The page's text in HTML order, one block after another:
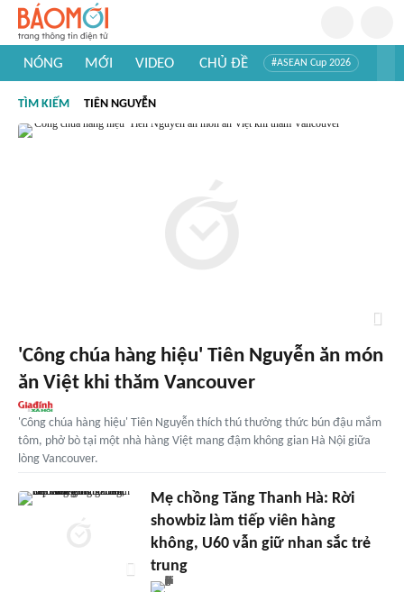
NÓNG MỚI VIDEO CHỦ ĐỀ #ASEAN Cup 2026
#Khám phá Việt Nam
#Khám phá thế giới
TÌM KIẾM TIÊN NGUYỄN
'Công chúa hàng hiệu' Tiên Nguyễn ăn món
ăn Việt khi thăm Vancouver
'Công chúa hàng hiệu' Tiên Nguyễn thích thú thưởng thức bún đậu mắm
tôm, phở bò tại một nhà hàng Việt mang đậm không gian Hà Nội giữa
lòng Vancouver.
Mẹ chồng Tăng Thanh Hà: Rời
showbiz làm tiếp viên hàng
không, U60 vẫn giữ nhan sắc trẻ
trung